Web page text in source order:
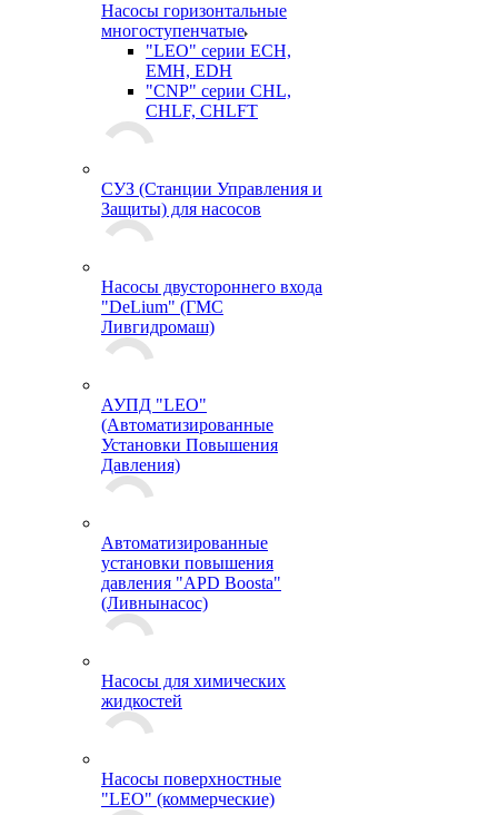
Насосы горизонтальные
многоступенчатые
"LEO" серии ECH,
EMH, EDH
"CNP" серии CHL,
CHLF, CHLFT
СУЗ (Станции Управления и
Защиты) для насосов
Насосы двустороннего входа
"DeLium" (ГМС
Ливгидромаш)
АУПД "LEO"
(Автоматизированные
Установки Повышения
Давления)
Автоматизированные
установки повышения
давления "APD Boosta"
(Ливнынасос)
Насосы для химических
жидкостей
Насосы поверхностные
"LEO" (коммерческие)